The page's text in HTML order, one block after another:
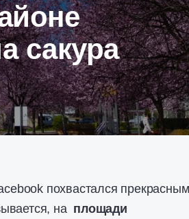
сакура
похвастался прекрасным
на площади